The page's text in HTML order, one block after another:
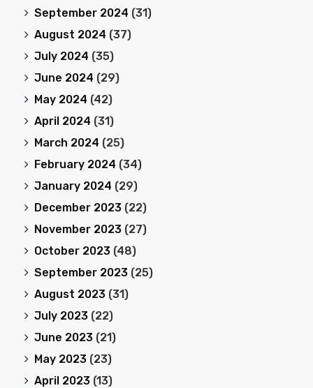
September 2024 (31)
August 2024 (37)
July 2024 (35)
June 2024 (29)
May 2024 (42)
April 2024 (31)
March 2024 (25)
February 2024 (34)
January 2024 (29)
December 2023 (22)
November 2023 (27)
October 2023 (48)
September 2023 (25)
August 2023 (31)
July 2023 (22)
June 2023 (21)
May 2023 (23)
April 2023 (13)